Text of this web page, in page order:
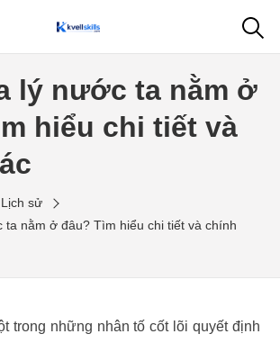
My WordPress Blog
lý nước ta nằm ở
hiểu chi tiết và
sử
ta nằm ở đâu? Tìm hiểu chi tiết và chính
trong những nhân tố cốt lõi quyết định